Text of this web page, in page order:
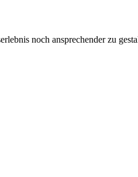
noch ansprechender zu